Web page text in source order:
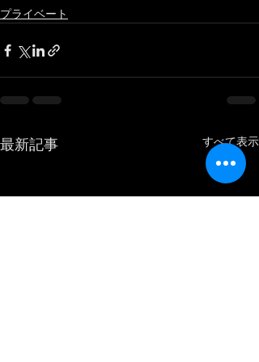
プライベート
最新記事 すべて表示